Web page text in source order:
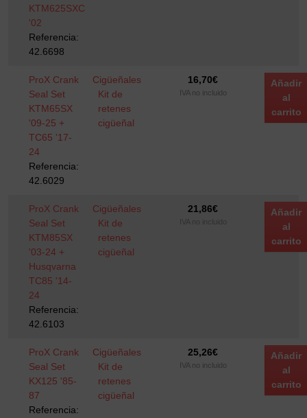
KTM625SXC
'02
Referencia:
42.6698
ProX Crank
Seal Set
KTM65SX
'09-25 +
TC65 '17-
24
Referencia:
42.6029
Cigüeñales
Kit de
retenes
cigüeñal
16,70€
IVA no incluido
Añadir
al
carrito
ProX Crank
Seal Set
KTM85SX
'03-24 +
Husqvarna
TC85 '14-
24
Referencia:
42.6103
Cigüeñales
Kit de
retenes
cigüeñal
21,86€
IVA no incluido
Añadir
al
carrito
ProX Crank
Seal Set
KX125 '85-
87
Referencia:
Cigüeñales
Kit de
retenes
cigüeñal
25,26€
IVA no incluido
Añadir
al
carrito